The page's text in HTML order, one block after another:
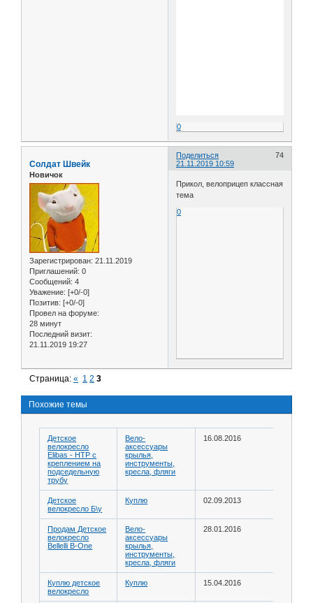
0
Поделиться
74
21.11.2019 10:59
Солдат Швейк
Новичок
Зарегистрирован: 21.11.2019
Приглашений: 0
Сообщений: 4
Уважение: [+0/-0]
Позитив: [+0/-0]
Провел на форуме:
28 минут
Последний визит:
21.11.2019 19:27
Прикол, велоприцеп классная
тема
0
Страница:« 1 2 3
Похожие темы
Детское
велокресло
Elibas - HTP с
креплением на
подседельную
трубу
Вело-
аксессуары
крылья,
инструменты,
кресла, фляги
16.08.2016
Детское
велокресло Б\у
Куплю 02.09.2013
Продам Детское
велокресло
Bellelli B-One
Вело-
аксессуары
крылья,
инструменты,
кресла, фляги
28.01.2016
Куплю детское
велокресло
Куплю 15.04.2016